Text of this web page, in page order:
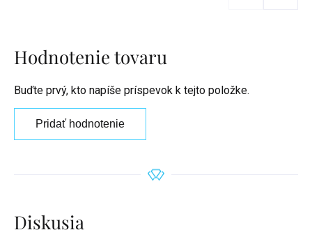
Hodnotenie tovaru
Buďte prvý, kto napíše príspevok k tejto položke.
Pridať hodnotenie
Diskusia